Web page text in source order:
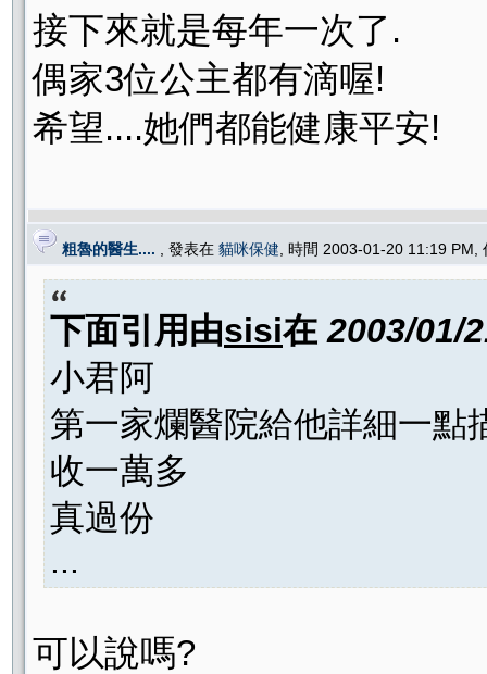
接下來就是每年一次了.
偶家3位公主都有滴喔!
希望....她們都能健康平安!
粗魯的醫生.... , 發表在 貓咪保健 , 時間 2003-01-20 11:19 PM,
下面引用由sisi在2003/01/
小君阿
第一家爛醫院給他詳細一點
收一萬多
真過份
...
可以說嗎?